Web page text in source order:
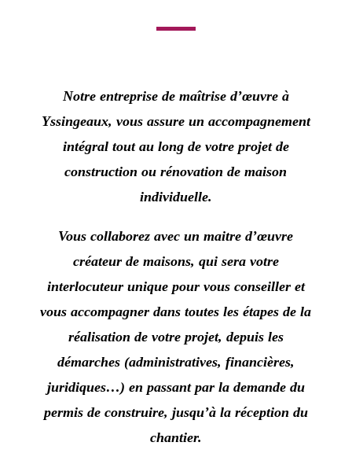
Notre entreprise de maîtrise d’œuvre à
Yssingeaux, vous assure un accompagnement
intégral tout au long de votre projet de
construction ou rénovation de maison
individuelle.
Vous collaborez avec un maitre d’œuvre
créateur de maisons, qui sera votre
interlocuteur unique pour vous conseiller et
vous accompagner dans toutes les étapes de la
réalisation de votre projet, depuis les
démarches (administratives, financières,
juridiques…) en passant par la demande du
permis de construire, jusqu’à la réception du
chantier.